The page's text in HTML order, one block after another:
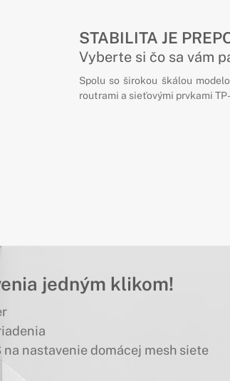
STABILITA JE
Vyberte si čo sa vám
Spolu so širokou škálou
routrami a sieťovými prvkami
jedným klikom!
nastavenie domácej mesh siete